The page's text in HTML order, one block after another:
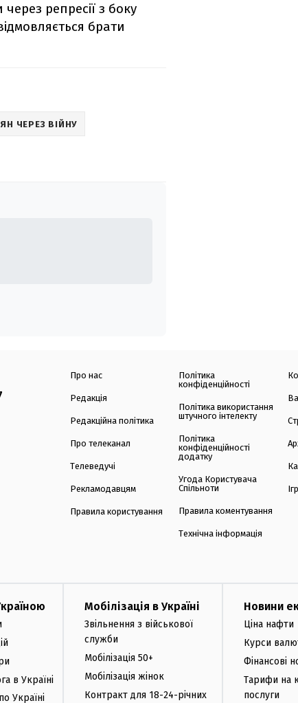
репресії з боку
брати
ЧЕРЕЗ ВІЙНУ
Про нас
Редакція
Редакційна політика
Про телеканал
Телеведучі
Рекламодавцям
Правила користування
Політика
конфіденційності
Політика використання
штучного інтелекту
Політика
конфіденційності
додатку
Угода Користувача
Спільноти
Правила коментування
Технічна інформація
в Україні
Україні
Мобілізація в Україні
Звільнення з військової
служби
Мобілізація 50+
Мобілізація жінок
Контракт для 18-24-річних
Новини
Ціна нафти
Курси
Фінансові
Тарифи на
послуги